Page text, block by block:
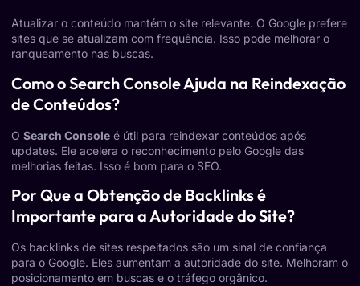
Atualizar o conteúdo mantém o site relevante. O Google prefere
sites que se atualizam com frequência. Isso pode melhorar o
ranqueamento nas buscas.
Como o Search Console Ajuda na Reindexação
de Conteúdos?
O Search Console é útil para reindexar conteúdos após
updates. Ele acelera o reconhecimento pelo Google das
melhorias feitas. Isso é bom para o SEO.
Por Que a Obtenção de Backlinks é
Importante para a Autoridade do Site?
Os backlinks de sites respeitados são um sinal de confiança
para o Google. Eles aumentam a autoridade do site. Melhoram o
posicionamento em buscas e o tráfego orgânico.